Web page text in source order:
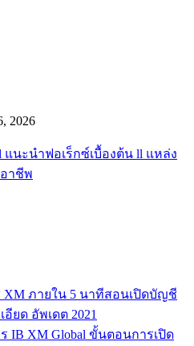
2026
ll แนะนำฟอเร็กซ์เบื้องต้น ll แหล่ง
าชีพ
XM ภายใน 5 นาทีสอนเปิดบัญชี
ยด อัพเดต 2021
IB XM Global ขั้นตอนการเปิด